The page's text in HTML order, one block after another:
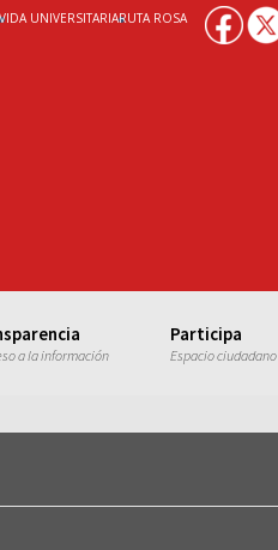
VIDA UNIVERSITARIARUTA ROSA
a la información
Participa
Espacio ciudadano